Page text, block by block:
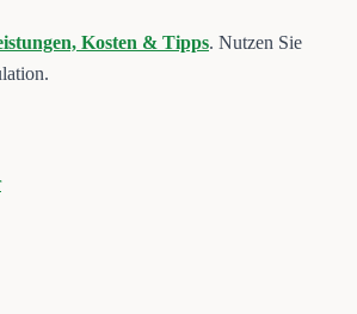
Kosten & Tipps. Nutzen Sie